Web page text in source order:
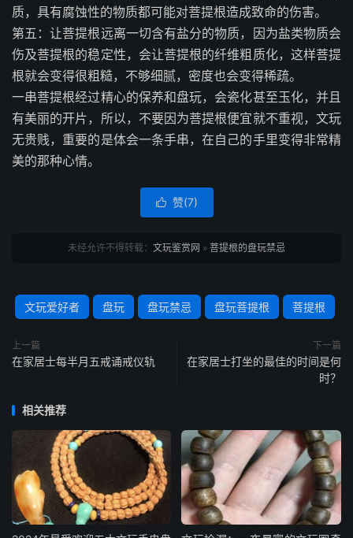
质，具有腐蚀性的物质都可能对菩提根造成致命的伤害。
第五：让菩提根远离一切含有盐分的物质，因为盐类物质会
伤及菩提根的稳定性，会让菩提根的纤维粗质化，这样菩提
根就会变得很粗糙，不够细腻，密度也会变得稀疏。
一串菩提根经过精心的保养和盘玩，会瓷化甚至玉化，并且
有美丽的开片，所以，不要因为菩提根便宜就不重视，文玩
无贵贱，重要的是体会一条手串，在自己的手里变得非常精
美的那种心情。
 赞(7)
未经允许不得转载： 文玩鉴赏网 » 菩提根的盘玩禁忌
文玩爱好者 盘玩 盘玩禁忌 盘玩菩提根 菩提根
上一篇
在家居士每半月五戒诵戒仪轨
下一篇
在家居士打坐的最佳的时间是何
时？
相关推荐